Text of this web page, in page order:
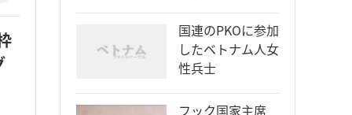
国連のPKOに参加
したベトナム人女
性兵士
フック国家主席